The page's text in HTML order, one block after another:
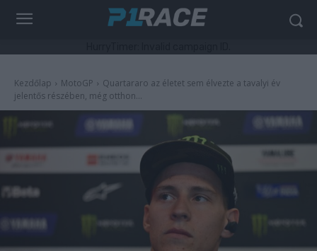
Kezdőlap MotoGP
Quartararo az életet sem élvezte a tavalyi év
jelentős részében, még otthon...